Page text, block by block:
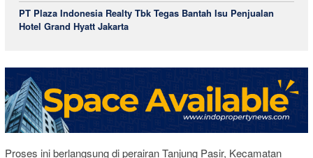
PT Plaza Indonesia Realty Tbk Tegas Bantah Isu Penjualan
Hotel Grand Hyatt Jakarta
Proses ini berlangsung di perairan Tanjung Pasir, Kecamatan